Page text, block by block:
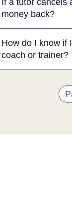
If a tutor cancels
money back?
How do I know if
coach or trainer?